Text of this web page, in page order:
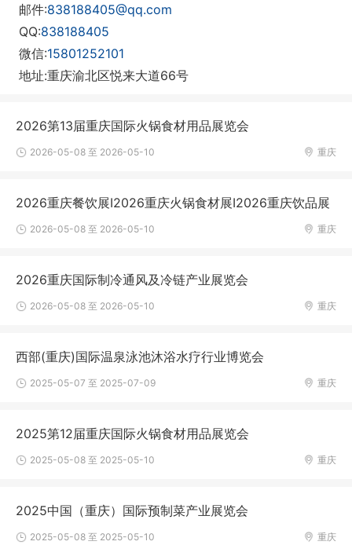
邮件:838188405@qq.com
QQ:838188405
微信:15801252101
地址:重庆渝北区悦来大道66号
2026第13届重庆国际火锅食材用品展览会
重庆
2026-05-08 至 2026-05-10
2026重庆餐饮展I2026重庆火锅食材展I2026重庆饮品展
重庆
2026-05-08 至 2026-05-10
2026重庆国际制冷通风及冷链产业展览会
重庆
2026-05-08 至 2026-05-10
西部(重庆)国际温泉泳池沐浴水疗行业博览会
重庆
2025-05-07 至 2025-07-09
2025第12届重庆国际火锅食材用品展览会
重庆
2025-05-08 至 2025-05-10
2025中国（重庆）国际预制菜产业展览会
重庆
2025-05-08 至 2025-05-10